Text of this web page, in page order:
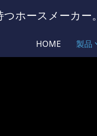
ホースメーカー。
HOME 製品